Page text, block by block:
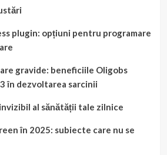
plugin: opțiuni pentru programare
gravide: beneficiile Oligobs
în dezvoltarea sarcinii
al sănătății tale zilnice
în 2025: subiecte care nu se